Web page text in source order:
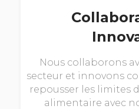
Nous collaborons
secteur et innovons
repousser les limites
alimentaire avec